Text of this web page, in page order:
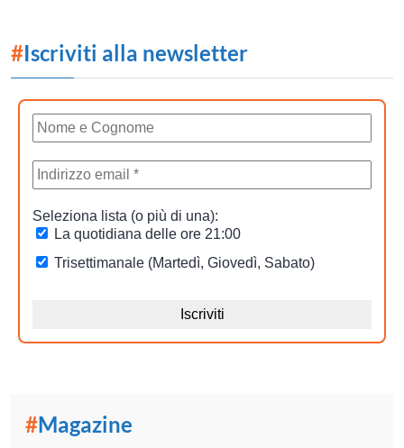
#Iscriviti alla newsletter
#Magazine